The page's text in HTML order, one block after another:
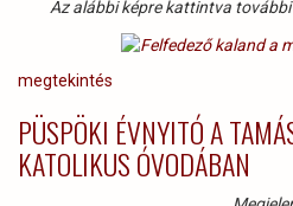
Az alábbi képre kattintva
megtekintés
PÜSPÖKI ÉVNYITÓ A
KATOLIKUS ÓVODÁBAN